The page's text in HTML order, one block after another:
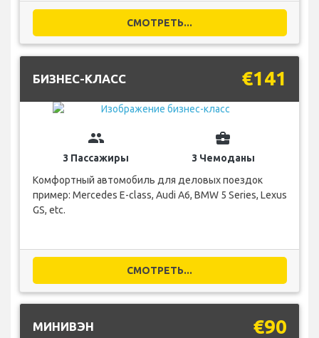
СМОТРЕТЬ...
БИЗНЕС-КЛАСС €141
group
3 Пассажиры
business_center
3 Чемоданы
Комфортный автомобиль для деловых поездок
пример: Mercedes E-class, Audi A6, BMW 5 Series, Lexus
GS, etc.
СМОТРЕТЬ...
МИНИВЭН €90